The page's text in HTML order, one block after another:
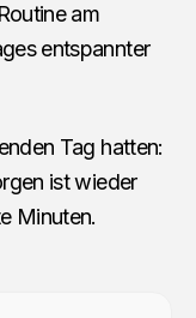
am
entspannter
Tag hatten:
ist wieder
Minuten.